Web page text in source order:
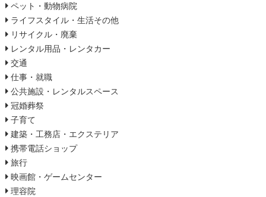
ペット・動物病院
ライフスタイル・生活その他
リサイクル・廃棄
レンタル用品・レンタカー
交通
仕事・就職
公共施設・レンタルスペース
冠婚葬祭
子育て
建築・工務店・エクステリア
携帯電話ショップ
旅行
映画館・ゲームセンター
理容院